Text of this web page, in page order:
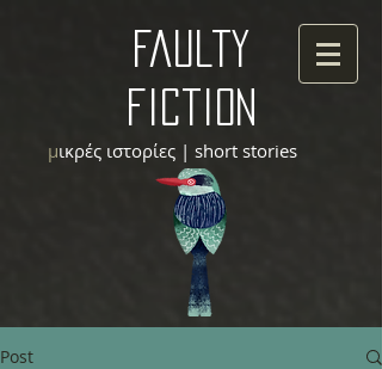
faulty
fiction
μικρές ιστορίες | short stories
Post